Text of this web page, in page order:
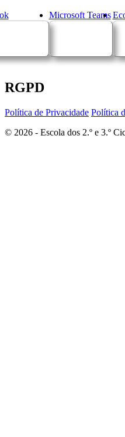
Microsoft Teams
RGPD
Política de Privacidade Política
© 2026 - Escola dos 2.º e 3.º